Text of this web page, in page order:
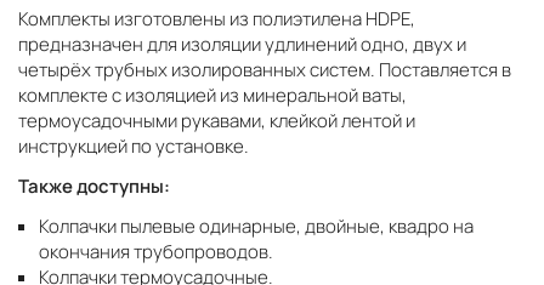
Комплекты изготовлены из полиэтилена HDPE,
предназначен для изоляции удлинений одно, двух и
четырёх трубных изолированных систем. Поставляется в
комплекте с изоляцией из минеральной ваты,
термоусадочными рукавами, клейкой лентой и
инструкцией по установке.
Также доступны:
Колпачки пылевые одинарные, двойные, квадро на
окончания трубопроводов.
Колпачки термоусадочные.